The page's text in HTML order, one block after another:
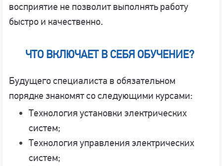
восприятие не позволит выполнять работу
быстро и качественно.
ЧТО ВКЛЮЧАЕТ В СЕБЯ ОБУЧЕНИЕ?
Будущего специалиста в обязательном
порядке знакомят со следующими курсами:
Технология установки электрических
систем;
Технология управления электрических
систем;